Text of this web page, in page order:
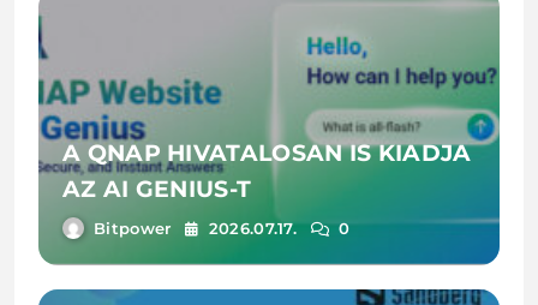
A QNAP HIVATALOSAN IS KIADJA
AZ AI GENIUS-T
Bitpower 2026.07.17. 0